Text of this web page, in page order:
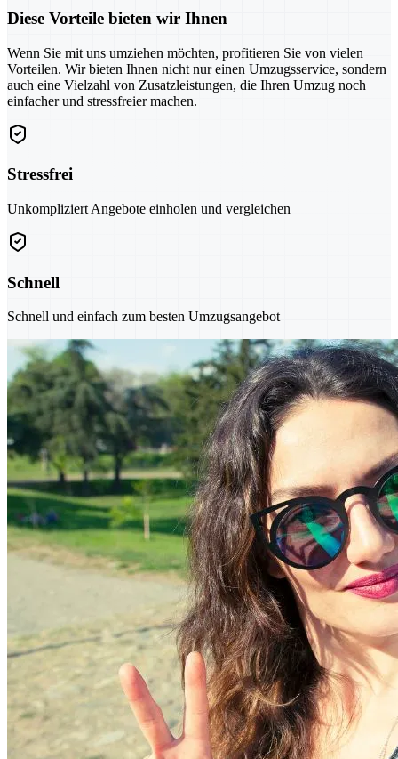
Diese Vorteile bieten wir Ihnen
Wenn Sie mit uns umziehen möchten, profitieren Sie von vielen
Vorteilen. Wir bieten Ihnen nicht nur einen Umzugsservice, sondern
auch eine Vielzahl von Zusatzleistungen, die Ihren Umzug noch
einfacher und stressfreier machen.
Stressfrei
Unkompliziert Angebote einholen und vergleichen
Schnell
Schnell und einfach zum besten Umzugsangebot